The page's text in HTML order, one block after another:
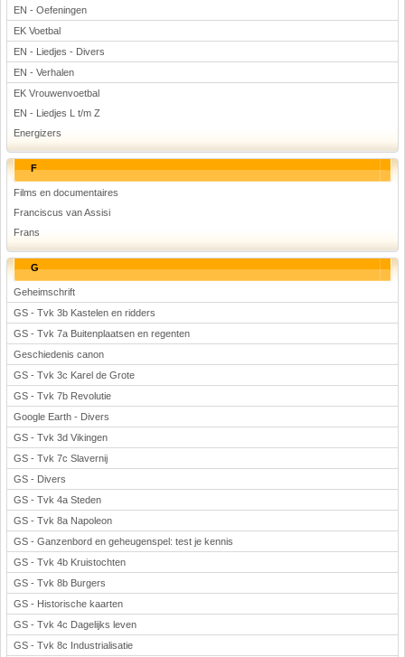
EN - Oefeningen
EK Voetbal
EN - Liedjes - Divers
EN - Verhalen
EK Vrouwenvoetbal
EN - Liedjes L t/m Z
Energizers
F
Films en documentaires
Franciscus van Assisi
Frans
G
Geheimschrift
GS - Tvk 3b Kastelen en ridders
GS - Tvk 7a Buitenplaatsen en regenten
Geschiedenis canon
GS - Tvk 3c Karel de Grote
GS - Tvk 7b Revolutie
Google Earth - Divers
GS - Tvk 3d Vikingen
GS - Tvk 7c Slavernij
GS - Divers
GS - Tvk 4a Steden
GS - Tvk 8a Napoleon
GS - Ganzenbord en geheugenspel: test je kennis
GS - Tvk 4b Kruistochten
GS - Tvk 8b Burgers
GS - Historische kaarten
GS - Tvk 4c Dagelijks leven
GS - Tvk 8c Industrialisatie